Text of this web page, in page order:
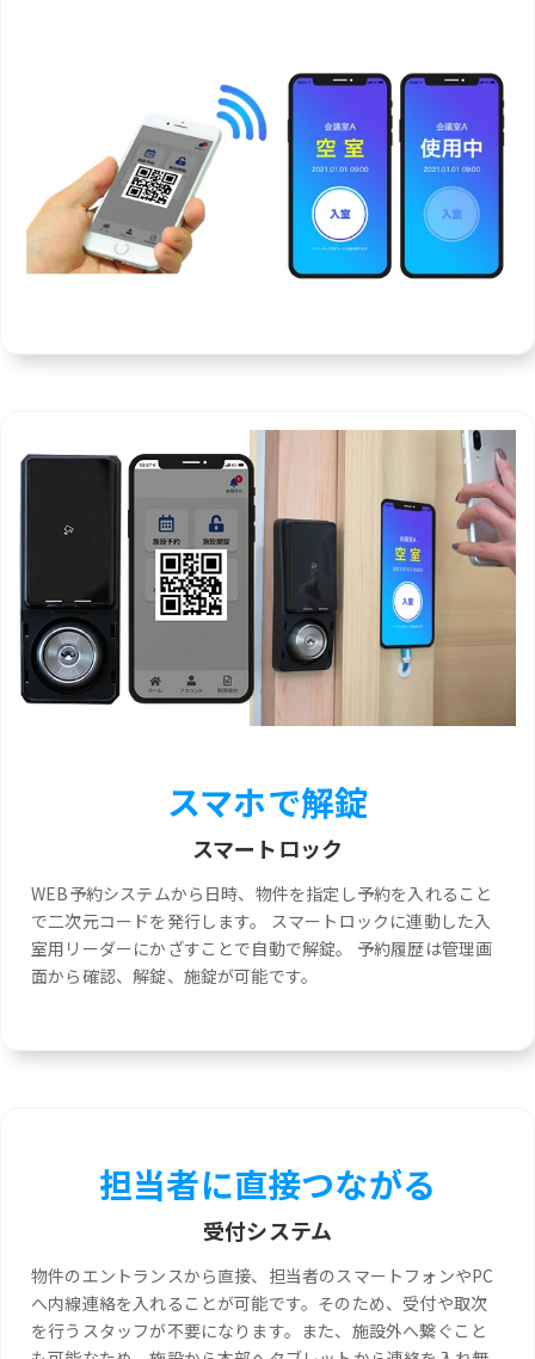
スマホで解錠
スマートロック
WEB予約システムから日時、物件を指定し予約を入れること
で二次元コードを発行します。 スマートロックに連動した入
室用リーダーにかざすことで自動で解錠。 予約履歴は管理画
面から確認、解錠、施錠が可能です。
担当者に直接つながる
受付システム
物件のエントランスから直接、担当者のスマートフォンやPC
へ内線連絡を入れることが可能です。そのため、受付や取次
を行うスタッフが不要になります。また、施設外へ繋ぐこと